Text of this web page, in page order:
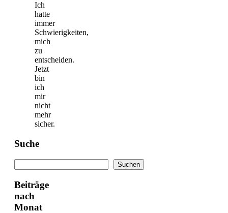
Ich
hatte
immer
Schwierigkeiten,
mich
zu
entscheiden.
Jetzt
bin
ich
mir
nicht
mehr
sicher.
Suche
Suchen
Beiträge
nach
Monat